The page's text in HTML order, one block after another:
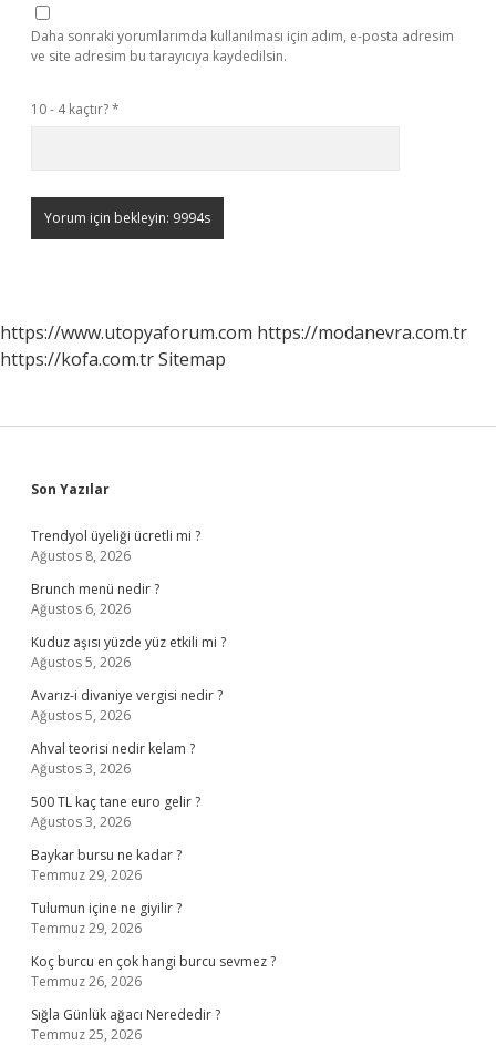
Daha sonraki yorumlarımda kullanılması için adım, e-posta adresim
ve site adresim bu tarayıcıya kaydedilsin.
10 - 4 kaçtır?*
https://www.utopyaforum.com https://modanevra.com.tr
https://kofa.com.trSitemap
Sidebar
Son Yazılar
Trendyol üyeliği ücretli mi ?
Ağustos 8, 2026
Brunch menü nedir ?
Ağustos 6, 2026
Kuduz aşısı yüzde yüz etkili mi ?
Ağustos 5, 2026
Avarız-i divaniye vergisi nedir ?
Ağustos 5, 2026
Ahval teorisi nedir kelam ?
Ağustos 3, 2026
500 TL kaç tane euro gelir ?
Ağustos 3, 2026
Baykar bursu ne kadar ?
Temmuz 29, 2026
Tulumun içine ne giyilir ?
Temmuz 29, 2026
Koç burcu en çok hangi burcu sevmez ?
Temmuz 26, 2026
Sığla Günlük ağacı Nerededir ?
Temmuz 25, 2026